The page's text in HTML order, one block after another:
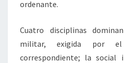
ordenante.
Cuatro disciplinas
militar, exigida por el
correspondiente; la social